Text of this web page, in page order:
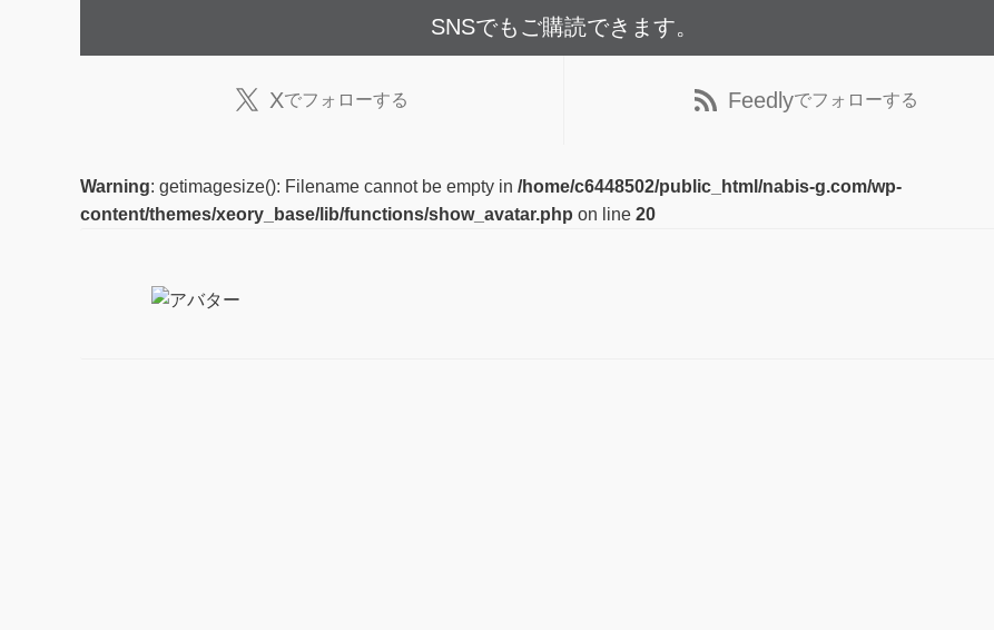
SNSでもご購読できます。
Xでフォローする Feedlyでフォローする
Warning: getimagesize(): Filename cannot be empty in /home/c6448502/public_html/nabis-g.com/wp-
content/themes/xeory_base/lib/functions/show_avatar.php on line 20